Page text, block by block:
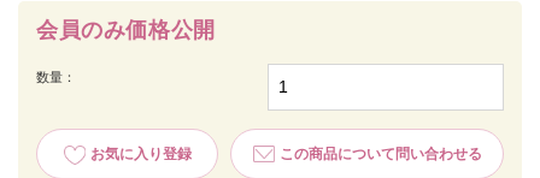
会員のみ価格公開
数量：
お気に入り登録 この商品について問い合わせる